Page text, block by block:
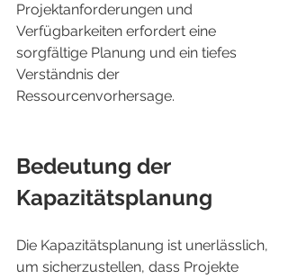
Projektanforderungen und
Verfügbarkeiten erfordert eine
sorgfältige Planung und ein tiefes
Verständnis der
Ressourcenvorhersage.
Bedeutung der
Kapazitätsplanung
Die Kapazitätsplanung ist unerlässlich,
um sicherzustellen, dass Projekte